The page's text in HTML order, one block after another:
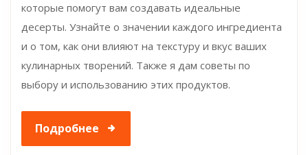
которые помогут вам создавать идеальные
десерты. Узнайте о значении каждого ингредиента
и о том, как они влияют на текстуру и вкус ваших
кулинарных творений. Также я дам советы по
выбору и использованию этих продуктов.
Подробнее